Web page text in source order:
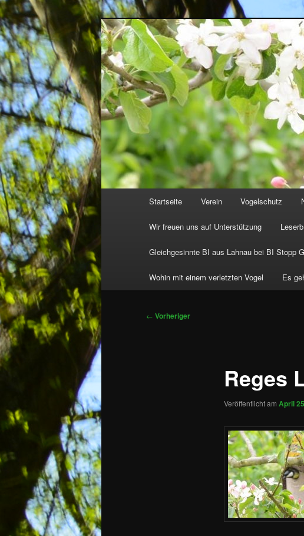
Zum
primären
Inhalt
springen
http://natur-und-vogelfreunde-
HGON_logo.jpg
Startseite Verein Vogelschutz
Wir freuen uns auf Unterstützung
Gleichgesinnte BI aus Lahnau bei BI Stopp
Wohin mit einem verletzten Vogel Es
Beitragsnavigation
← Vorheriger
Reges
Veröffentlicht am April